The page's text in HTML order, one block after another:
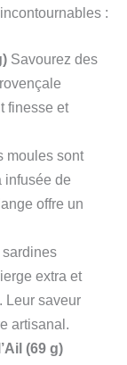
:
Savourez des
finesse et
moules sont
infusée de
offre un
sardines
extra et
Leur saveur
artisanal.
(69 g)